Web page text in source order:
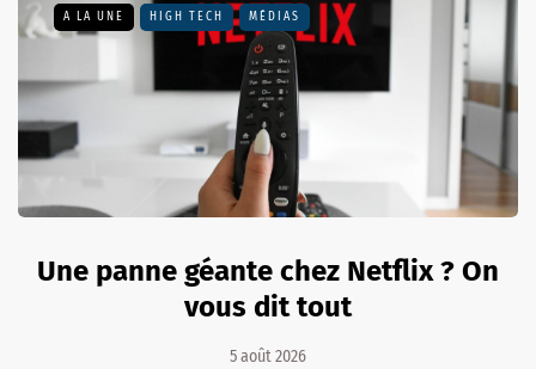
A LA UNE HIGH TECH MÉDIAS
Une panne géante chez Netflix ? On
vous dit tout
5 août 2026